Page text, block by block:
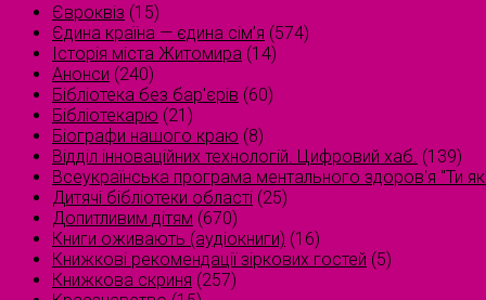
Євроквіз (15)
Єдина країна — єдина сім’я (574)
Історія міста Житомира (14)
Анонси (240)
Бібліотека без бар'єрів (60)
Бібліотекарю (21)
Біографи нашого краю (8)
Відділ інноваційних технологій. Цифровий хаб. (139)
Всеукраїнська програма ментального здоров'я "Ти
Дитячі бібліотеки області (25)
Допитливим дітям (670)
Книги оживають (аудіокниги) (16)
Книжкові рекомендації зіркових гостей (5)
Книжкова скриня (257)